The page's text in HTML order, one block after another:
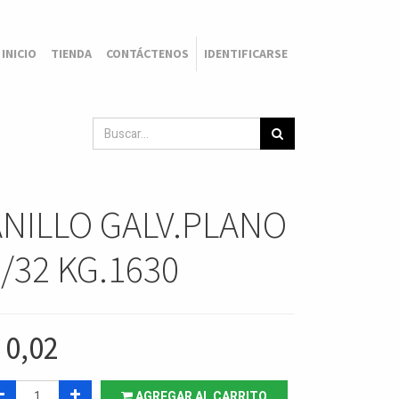
INICIO TIENDA CONTÁCTENOS IDENTIFICARSE
GALV.PLANO
32 KG.1630
0,02